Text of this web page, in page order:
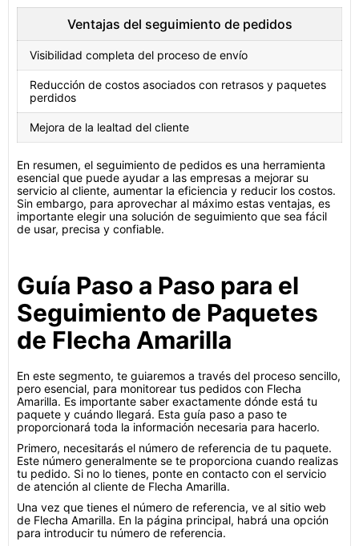
Ventajas del seguimiento de pedidos
Visibilidad completa del proceso de envío
Reducción de costos asociados con retrasos y paquetes
perdidos
Mejora de la lealtad del cliente
En resumen, el seguimiento de pedidos es una herramienta
esencial que puede ayudar a las empresas a mejorar su
servicio al cliente, aumentar la eficiencia y reducir los costos.
Sin embargo, para aprovechar al máximo estas ventajas, es
importante elegir una solución de seguimiento que sea fácil
de usar, precisa y confiable.
Guía Paso a Paso para el
Seguimiento de Paquetes
de Flecha Amarilla
En este segmento, te guiaremos a través del proceso sencillo,
pero esencial, para monitorear tus pedidos con Flecha
Amarilla. Es importante saber exactamente dónde está tu
paquete y cuándo llegará. Esta guía paso a paso te
proporcionará toda la información necesaria para hacerlo.
Primero, necesitarás el número de referencia de tu paquete.
Este número generalmente se te proporciona cuando realizas
tu pedido. Si no lo tienes, ponte en contacto con el servicio
de atención al cliente de Flecha Amarilla.
Una vez que tienes el número de referencia, ve al sitio web
de Flecha Amarilla. En la página principal, habrá una opción
para introducir tu número de referencia.